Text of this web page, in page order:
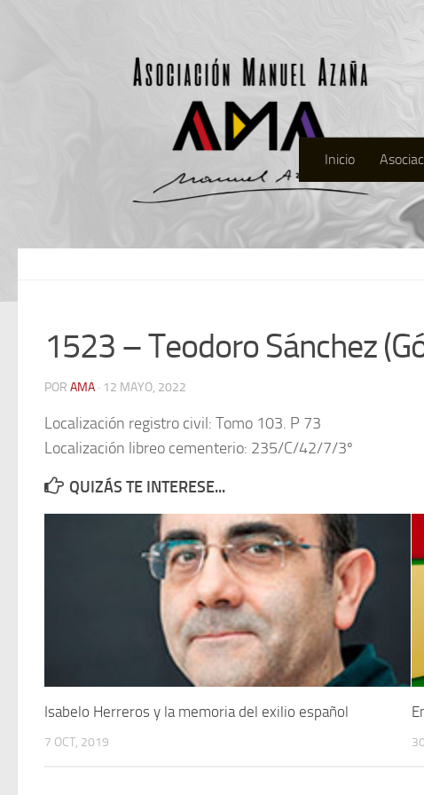
Inicio
1523 – Teodoro Sánchez
POR AMA · 12 MAYO, 2022
Localización registro civil: Tomo 103. P 73
Localización libreo cementerio: 235/C/42/7/3º
QUIZÁS TE INTERESE...
Isabelo Herreros y la memoria del exilio español
7 OCT, 2019